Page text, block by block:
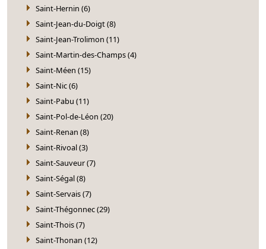
Saint-Hernin (6)
Saint-Jean-du-Doigt (8)
Saint-Jean-Trolimon (11)
Saint-Martin-des-Champs (4)
Saint-Méen (15)
Saint-Nic (6)
Saint-Pabu (11)
Saint-Pol-de-Léon (20)
Saint-Renan (8)
Saint-Rivoal (3)
Saint-Sauveur (7)
Saint-Ségal (8)
Saint-Servais (7)
Saint-Thégonnec (29)
Saint-Thois (7)
Saint-Thonan (12)